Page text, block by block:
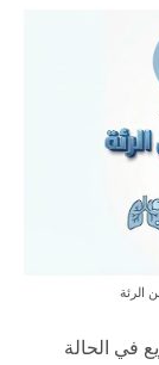
الرئة
في الحالة